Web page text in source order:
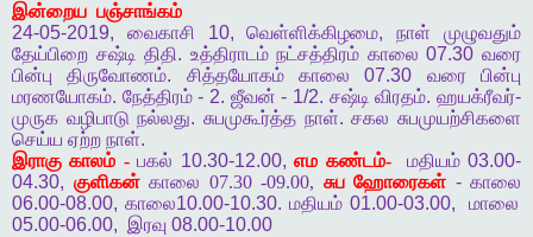
இன்றைய பஞ்சாங்கம்
24-05-2019, வைகாசி 10,வெள்ளிக்கிழமை,நாள்
முழுவதும்
தேய்பிறை சஷ்டி திதி. உத்திராடம் நட்சத்திரம் காலை 07.30வரை
பின்பு
திருவோணம். சித்தயோகம் காலை 07.30 வரை
பின்பு
மரணயோகம். நேத்திரம்- 2. ஜீவன் - 1/2. சஷ்டி விரதம்.ஹயக்ரீவர்-
முருக வழிபாடு நல்லது.சுபமுகூர்த்த நாள்.சகல சுபமுயற்சிகளை
செய்ய ஏற்ற நாள்.
இராகு காலம் - பகல் 10.30-12.00,எம கண்டம்- மதியம்03.00-
04.30, குளிகன்காலை 07.30 -09.00, சுப ஹோரைகள் - காலை
06.00-08.00, காலை10.00-10.30. மதியம்01.00-03.00,
மாலை
05.00-06.00, இரவு 08.00-10.00